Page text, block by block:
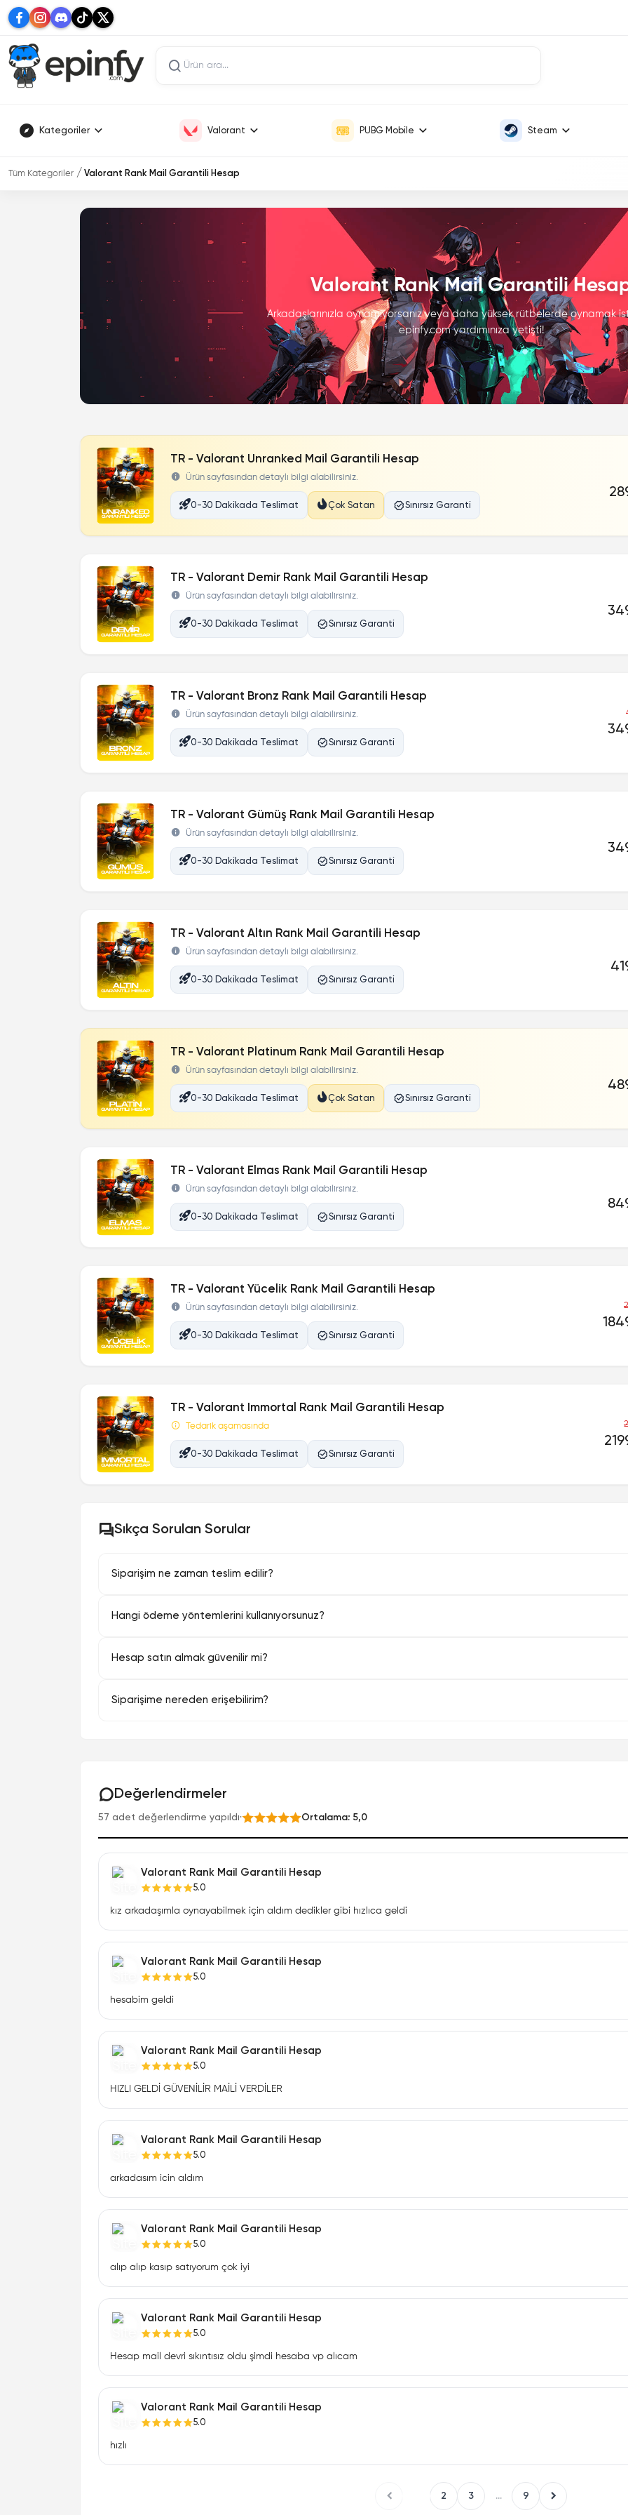
Kategoriler Valorant PUBG Mobile Steam
Tüm Kategoriler Valorant Rank Mail Garantili Hesap
Valorant Rank Mail Garantili
Arkadaşlarınızla oynamıyorsanız veya daha yüksek rütbelerde oynamak
epinfy.com yardımınıza yetişti!
TR - Valorant Unranked Mail Garantili Hesap
Ürün sayfasından detaylı bilgi alabilirsiniz.
0-30 Dakikada Teslimat Çok Satan Sınırsız Garanti
TR - Valorant Demir Rank Mail Garantili Hesap
Ürün sayfasından detaylı bilgi alabilirsiniz.
0-30 Dakikada Teslimat Sınırsız Garanti
TR - Valorant Bronz Rank Mail Garantili Hesap
Ürün sayfasından detaylı bilgi alabilirsiniz.
0-30 Dakikada Teslimat Sınırsız Garanti
TR - Valorant Gümüş Rank Mail Garantili Hesap
Ürün sayfasından detaylı bilgi alabilirsiniz.
0-30 Dakikada Teslimat Sınırsız Garanti
TR - Valorant Altın Rank Mail Garantili Hesap
Ürün sayfasından detaylı bilgi alabilirsiniz.
0-30 Dakikada Teslimat Sınırsız Garanti
TR - Valorant Platinum Rank Mail Garantili Hesap
Ürün sayfasından detaylı bilgi alabilirsiniz.
0-30 Dakikada Teslimat Çok Satan Sınırsız Garanti
TR - Valorant Elmas Rank Mail Garantili Hesap
Ürün sayfasından detaylı bilgi alabilirsiniz.
0-30 Dakikada Teslimat Sınırsız Garanti
TR - Valorant Yücelik Rank Mail Garantili Hesap
Ürün sayfasından detaylı bilgi alabilirsiniz.
0-30 Dakikada Teslimat Sınırsız Garanti
TR - Valorant Immortal Rank Mail Garantili Hesap
Tedarik aşamasında
0-30 Dakikada Teslimat Sınırsız Garanti
Sıkça Sorulan Sorular
Siparişim ne zaman teslim edilir?
Hangi ödeme yöntemlerini kullanıyorsunuz?
Hesap satın almak güvenilir mi?
Siparişime nereden erişebilirim?
Değerlendirmeler
57 adet değerlendirme yapıldı· Ortalama: 5,0
Valorant Rank Mail Garantili Hesap
5.0
kız arkadaşımla oynayabilmek için aldım dedikler gibi hızlıca geldi
Valorant Rank Mail Garantili Hesap
5.0
hesabim geldi
Valorant Rank Mail Garantili Hesap
5.0
HIZLI GELDİ GÜVENİLİR MAİLİ VERDİLER
Valorant Rank Mail Garantili Hesap
5.0
arkadasım icin aldım
Valorant Rank Mail Garantili Hesap
5.0
alıp alıp kasıp satıyorum çok iyi
Valorant Rank Mail Garantili Hesap
5.0
Hesap mail devri sıkıntısız oldu şimdi hesaba vp alıcam
Valorant Rank Mail Garantili Hesap
5.0
hızlı
2 3 ... 9